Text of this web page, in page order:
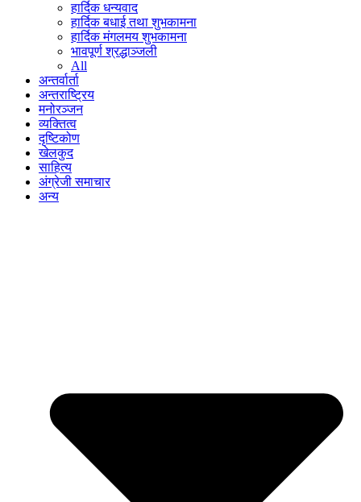
हार्दिक धन्यवाद
हार्दिक बधाई तथा शुभकामना
हार्दिक मंगलमय शुभकामना
भावपूर्ण श्रद्धाञ्जली
All
अन्तर्वार्ता
अन्तराष्ट्रिय
मनोरञ्जन
व्यक्तित्व
दृष्टिकोण
खेलकुद
साहित्य
अंग्रेजी समाचार
अन्य